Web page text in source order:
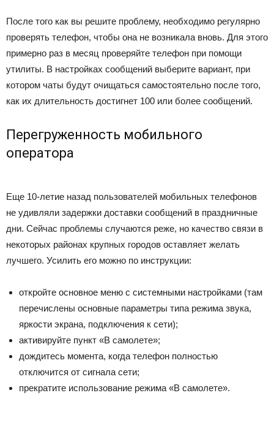
После того как вы решите проблему, необходимо регулярно
проверять телефон, чтобы она не возникала вновь. Для этого
примерно раз в месяц проверяйте телефон при помощи
утилиты. В настройках сообщений выберите вариант, при
котором чаты будут очищаться самостоятельно после того,
как их длительность достигнет 100 или более сообщений.
Перегруженность мобильного
оператора
Еще 10-летие назад пользователей мобильных телефонов
не удивляли задержки доставки сообщений в праздничные
дни. Сейчас проблемы случаются реже, но качество связи в
некоторых районах крупных городов оставляет желать
лучшего. Усилить его можно по инструкции:
откройте основное меню с системными настройками (там
перечислены основные параметры типа режима звука,
яркости экрана, подключения к сети);
активируйте пункт «В самолете»;
дождитесь момента, когда телефон полностью
отключится от сигнала сети;
прекратите использование режима «В самолете».